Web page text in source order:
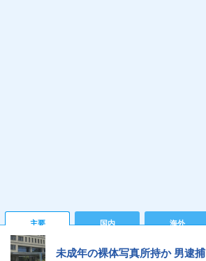
主要 国内 海外
未成年の裸体写真所持か 男逮捕